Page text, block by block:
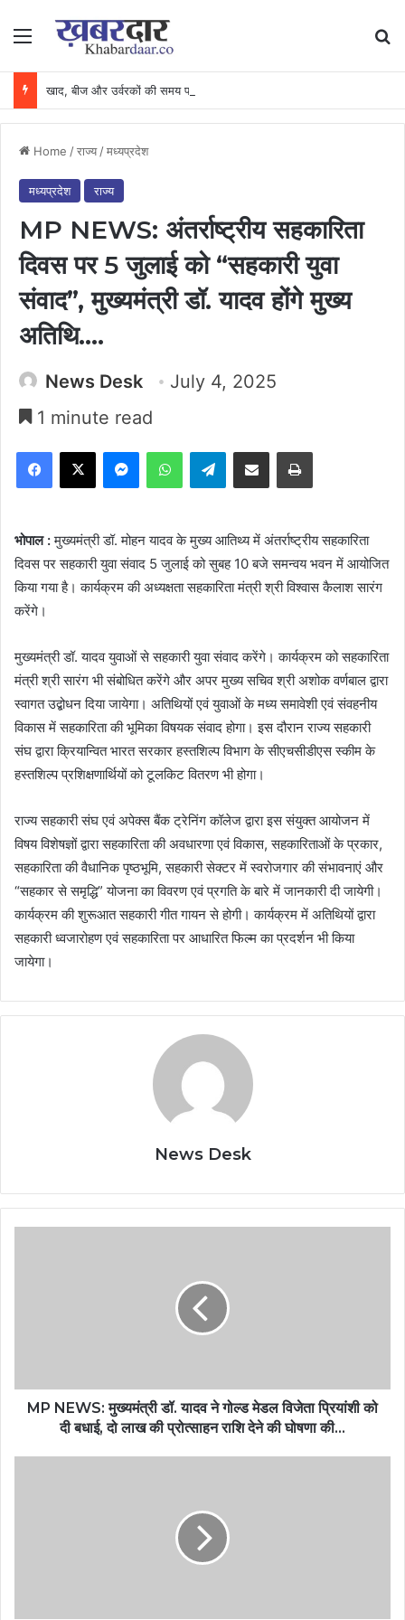
Menu
Home /राज्य /मध्यप्रदेश
मध्यप्रदेश राज्य
MP NEWS: अंतर्राष्ट्रीय सहकारिता
दिवस पर 5 जुलाई को “सहकारी युवा
संवाद”, मुख्यमंत्री डॉ. यादव होंगे मुख्य
अतिथि….
News Desk
July 4, 2025
1 minute read
Facebook
X MessengerWhatsAppTelegramShare via Email Print
भोपाल :मुख्यमंत्री डॉ. मोहन यादव के मुख्य आतिथ्य में अंतर्राष्ट्रीय सहकारिता
दिवस पर सहकारी युवा संवाद 5 जुलाई को सुबह 10 बजे समन्वय भवन में आयोजित
किया गया है। कार्यक्रम की अध्यक्षता सहकारिता मंत्री श्री विश्वास कैलाश सारंग
करेंगे।
मुख्यमंत्री डॉ. यादव युवाओं से सहकारी युवा संवाद करेंगे। कार्यक्रम को सहकारिता
मंत्री श्री सारंग भी संबोधित करेंगे और अपर मुख्य सचिव श्री अशोक वर्णबाल द्वारा
स्वागत उद्बोधन दिया जायेगा। अतिथियों एवं युवाओं के मध्य समावेशी एवं संवहनीय
विकास में सहकारिता की भूमिका विषयक संवाद होगा। इस दौरान राज्य सहकारी
संघ द्वारा क्रियान्वित भारत सरकार हस्तशिल्प विभाग के सीएचसीडीएस स्कीम के
हस्तशिल्प प्रशिक्षणार्थियों को टूलकिट वितरण भी होगा।
राज्य सहकारी संघ एवं अपेक्स बैंक ट्रेनिंग कॉलेज द्वारा इस संयुक्त आयोजन में
विषय विशेषज्ञों द्वारा सहकारिता की अवधारणा एवं विकास, सहकारिताओं के प्रकार,
सहकारिता की वैधानिक पृष्ठभूमि, सहकारी सेक्टर में स्वरोजगार की संभावनाएं और
“सहकार से समृद्धि” योजना का विवरण एवं प्रगति के बारे में जानकारी दी जायेगी।
कार्यक्रम की शुरूआत सहकारी गीत गायन से होगी। कार्यक्रम में अतिथियों द्वारा
सहकारी ध्वजारोहण एवं सहकारिता पर आधारित फिल्म का प्रदर्शन भी किया
जायेगा।
News Desk
MP NEWS: मुख्यमंत्री डॉ. यादव ने गोल्ड मेडल विजेता प्रियांशी को
दी बधाई, दो लाख की प्रोत्साहन राशि देने की घोषणा की...